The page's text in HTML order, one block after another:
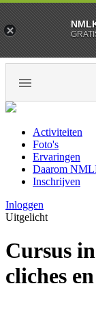
Activiteiten
Foto's
Ervaringen
Daarom
Inschrijven
Inloggen
Uitgelicht
Cursus
cliches